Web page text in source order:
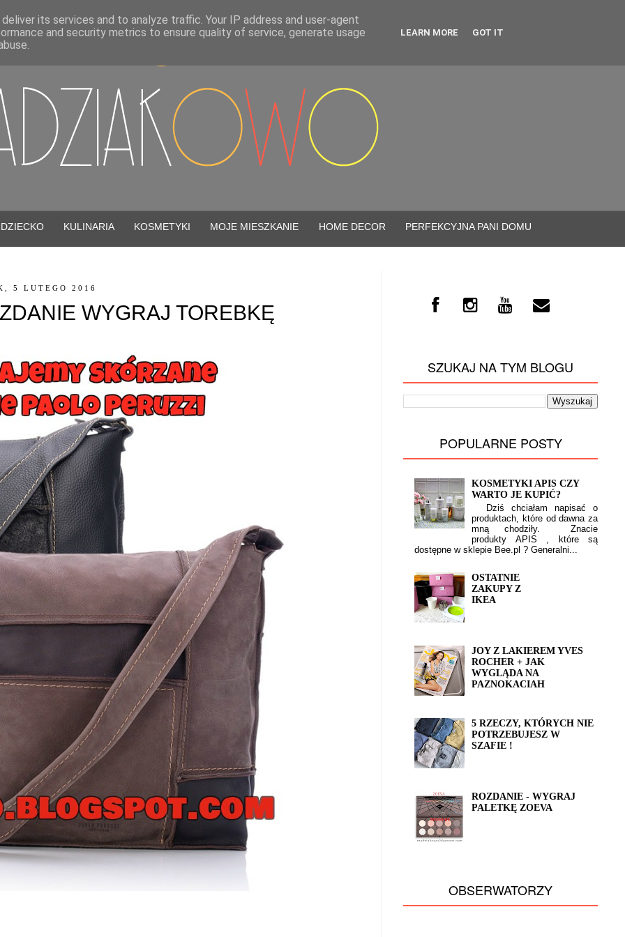
DZIECKO KULINARIA KOSMETYKI MOJE MIESZKANIE HOME DECOR PERFEKCYJNA PANI DOMU
5 LUTEGO 2016
WYGRAJ TOREBKĘ
SZUKAJ NA TYM BLOGU
POPULARNE POSTY
KOSMETYKI APIS CZY
WARTO JE KUPIĆ?
Dziś chciałam napisać o
produktach, które od dawna za
mną chodziły. Znacie
produkty APIS , które są
dostępne w sklepie Bee.pl ? Generalni...
OSTATNIE
ZAKUPY Z
IKEA
JOY Z LAKIEREM YVES
ROCHER + JAK
WYGLĄDA NA
PAZNOKACIAH
5 RZECZY, KTÓRYCH NIE
POTRZEBUJESZ W
SZAFIE !
ROZDANIE - WYGRAJ
PALETKĘ ZOEVA
OBSERWATORZY
its services and to analyze traffic. Your IP address and user-agent
and security metrics to ensure quality of service, generate usage
LEARN MORE GOT IT